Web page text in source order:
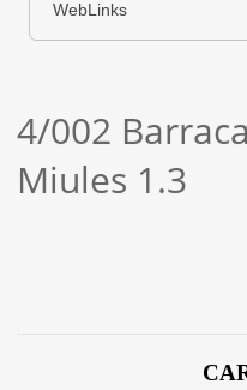
WebLinks
4/002
Miules 1.3